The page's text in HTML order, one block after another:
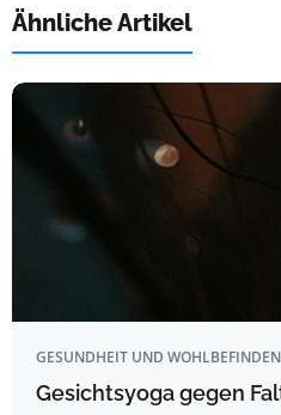
Ähnliche Artikel
GESUNDHEIT UND WOHLBEFINDEN
Gesichtsyoga gegen